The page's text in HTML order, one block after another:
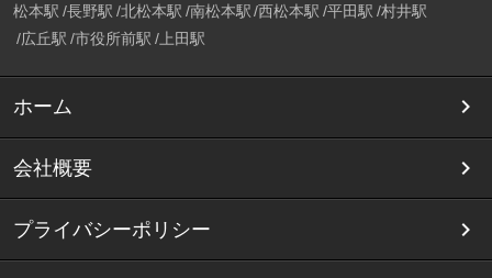
松本駅 長野駅 北松本駅 南松本駅 西松本駅 平田駅 村井駅
広丘駅 市役所前駅 上田駅
ホーム
会社概要
プライバシーポリシー